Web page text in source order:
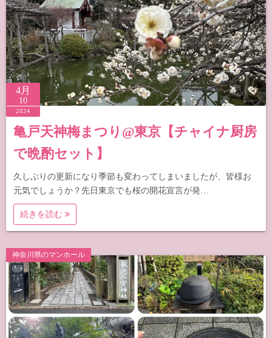
4月
10
2024
亀戸天神梅まつり@東京【チャイナ厨房
で晩酌セット】
久しぶりの更新になり季節も変わってしまいましたが、皆様お
元気でしょうか？先日東京でも桜の開花宣言が発…
続きを読む
神奈川県のマンホール